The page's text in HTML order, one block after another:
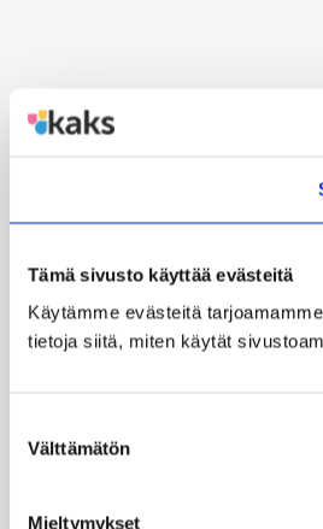
Tämä sivusto käyttää evästeitä
Käytämme evästeitä
tietoja siitä, miten käytät
valinta
Välttämätön
Mieltymykset